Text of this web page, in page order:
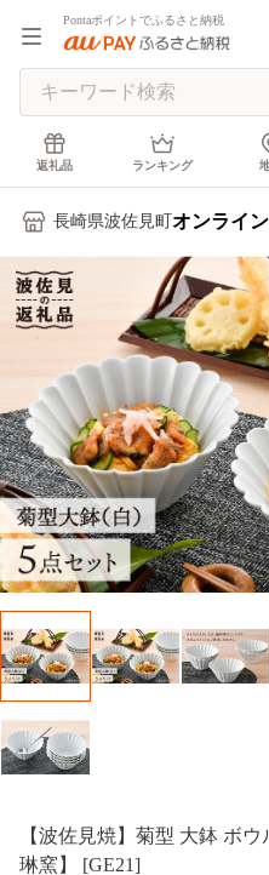
Pontaポイントでふるさと納税
返礼品 ランキング
長崎県波佐見町 オンライ
【波佐見焼】菊型 大鉢 ボウル 5点セット（白） 食器 皿
琳窯】 [GE21]